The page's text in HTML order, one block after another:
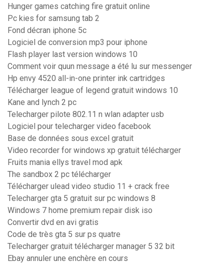
Hunger games catching fire gratuit online
Pc kies for samsung tab 2
Fond décran iphone 5c
Logiciel de conversion mp3 pour iphone
Flash player last version windows 10
Comment voir quun message a été lu sur messenger
Hp envy 4520 all-in-one printer ink cartridges
Télécharger league of legend gratuit windows 10
Kane and lynch 2 pc
Telecharger pilote 802.11 n wlan adapter usb
Logiciel pour telecharger video facebook
Base de données sous excel gratuit
Video recorder for windows xp gratuit télécharger
Fruits mania ellys travel mod apk
The sandbox 2 pc télécharger
Télécharger ulead video studio 11 + crack free
Telecharger gta 5 gratuit sur pc windows 8
Windows 7 home premium repair disk iso
Convertir dvd en avi gratis
Code de très gta 5 sur ps quatre
Telecharger gratuit télécharger manager 5 32 bit
Ebay annuler une enchère en cours